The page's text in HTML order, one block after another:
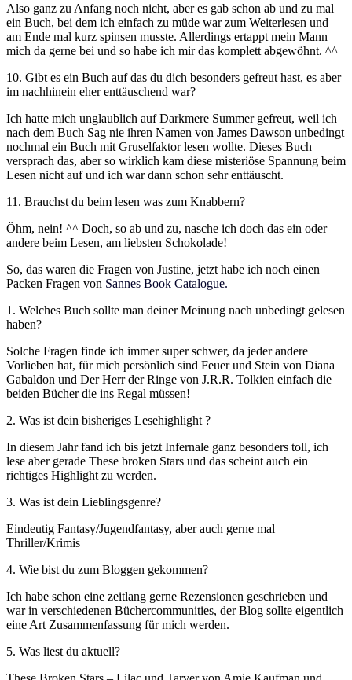
Also ganz zu Anfang noch nicht, aber es gab schon ab und zu mal
ein Buch, bei dem ich einfach zu müde war zum Weiterlesen und
am Ende mal kurz spinsen musste. Allerdings ertappt mein Mann
mich da gerne bei und so habe ich mir das komplett abgewöhnt. ^^
10. Gibt es ein Buch auf das du dich besonders gefreut hast, es aber
im nachhinein eher enttäuschend war?
Ich hatte mich unglaublich auf Darkmere Summer gefreut, weil ich
nach dem Buch Sag nie ihren Namen von James Dawson unbedingt
nochmal ein Buch mit Gruselfaktor lesen wollte. Dieses Buch
versprach das, aber so wirklich kam diese misteriöse Spannung beim
Lesen nicht auf und ich war dann schon sehr enttäuscht.
11. Brauchst du beim lesen was zum Knabbern?
Öhm, nein! ^^ Doch, so ab und zu, nasche ich doch das ein oder
andere beim Lesen, am liebsten Schokolade!
So, das waren die Fragen von Justine, jetzt habe ich noch einen
Packen Fragen von Sannes Book Catalogue.
1. Welches Buch sollte man deiner Meinung nach unbedingt gelesen
haben?
Solche Fragen finde ich immer super schwer, da jeder andere
Vorlieben hat, für mich persönlich sind Feuer und Stein von Diana
Gabaldon und Der Herr der Ringe von J.R.R. Tolkien einfach die
beiden Bücher die ins Regal müssen!
2. Was ist dein bisheriges Lesehighlight ?
In diesem Jahr fand ich bis jetzt Infernale ganz besonders toll, ich
lese aber gerade These broken Stars und das scheint auch ein
richtiges Highlight zu werden.
3. Was ist dein Lieblingsgenre?
Eindeutig Fantasy/Jugendfantasy, aber auch gerne mal
Thriller/Krimis
4. Wie bist du zum Bloggen gekommen?
Ich habe schon eine zeitlang gerne Rezensionen geschrieben und
war in verschiedenen Büchercommunities, der Blog sollte eigentlich
eine Art Zusammenfassung für mich werden.
5. Was liest du aktuell?